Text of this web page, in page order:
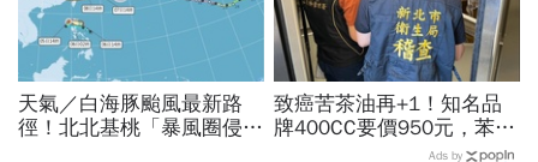
天氣／白海豚颱風最新路
徑！北北基桃「暴風圈侵襲
致癌苦茶油再+1！知名品
牌400CC要價950元，苯駢
芘卻超標3倍…賣出131瓶
Ads by